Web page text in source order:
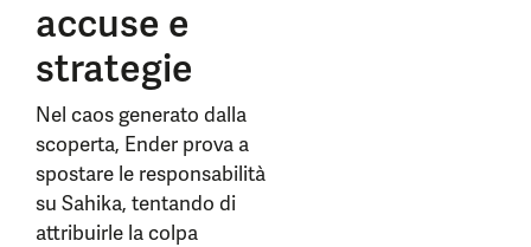
accuse e
strategie
Nel caos generato dalla
scoperta, Ender prova a
spostare le responsabilità
su Sahika, tentando di
attribuirle la colpa